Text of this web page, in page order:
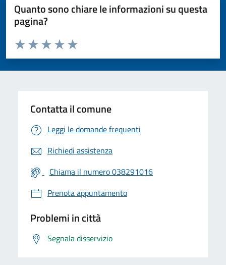
Quanto sono chiare le informazioni su questa
pagina?
Valuta da 1 a 5 stelle la pagina
Valuta 5 stelle su 5
Valuta 4 stelle su 5
Valuta 3 stelle su 5
Valuta 2 stelle su 5
Valuta 1 stelle su 5
Contatta il comune
Leggi le domande frequenti
Richiedi assistenza
Chiama il numero 038291016
Prenota appuntamento
Problemi in città
Segnala disservizio